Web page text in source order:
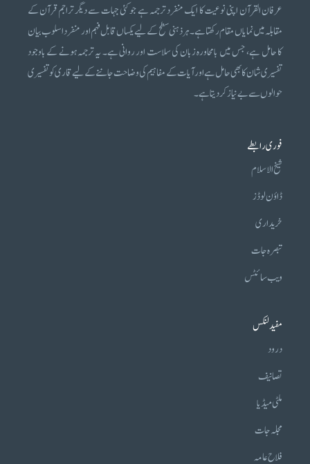
عرفان القرآن اپنی نوعیت کا ایک منفرد ترجمہ ہے جو کئی جہات سے دیگر تراجم قرآن کے
مقابلہ میں نمایاں مقام رکھتا ہے۔ ہر ذہنی سطح کے لیے یکساں قابل فہم اور منفرد اسلوب بیان
کا حامل ہے، جس میں بامحاورہ زبان کی سلاست اور روانی ہے۔ یہ ترجمہ ہونے کے باوجود
تفسیری شان کا بھی حامل ہے اور آیات کے مفاہیم کی وضاحت جاننے کے لیے قاری کو تفسیری
حوالوں سے بے نیاز کر دیتا ہے۔
فوری رابطے
شیخ الاسلام
ڈاؤن لوڈز
خریداری
تبصرہ جات
ویب سائٹس
مفید لنکس
درود
تصانیف
ملٹی میڈیا
مجلہ جات
فلاح عامہ